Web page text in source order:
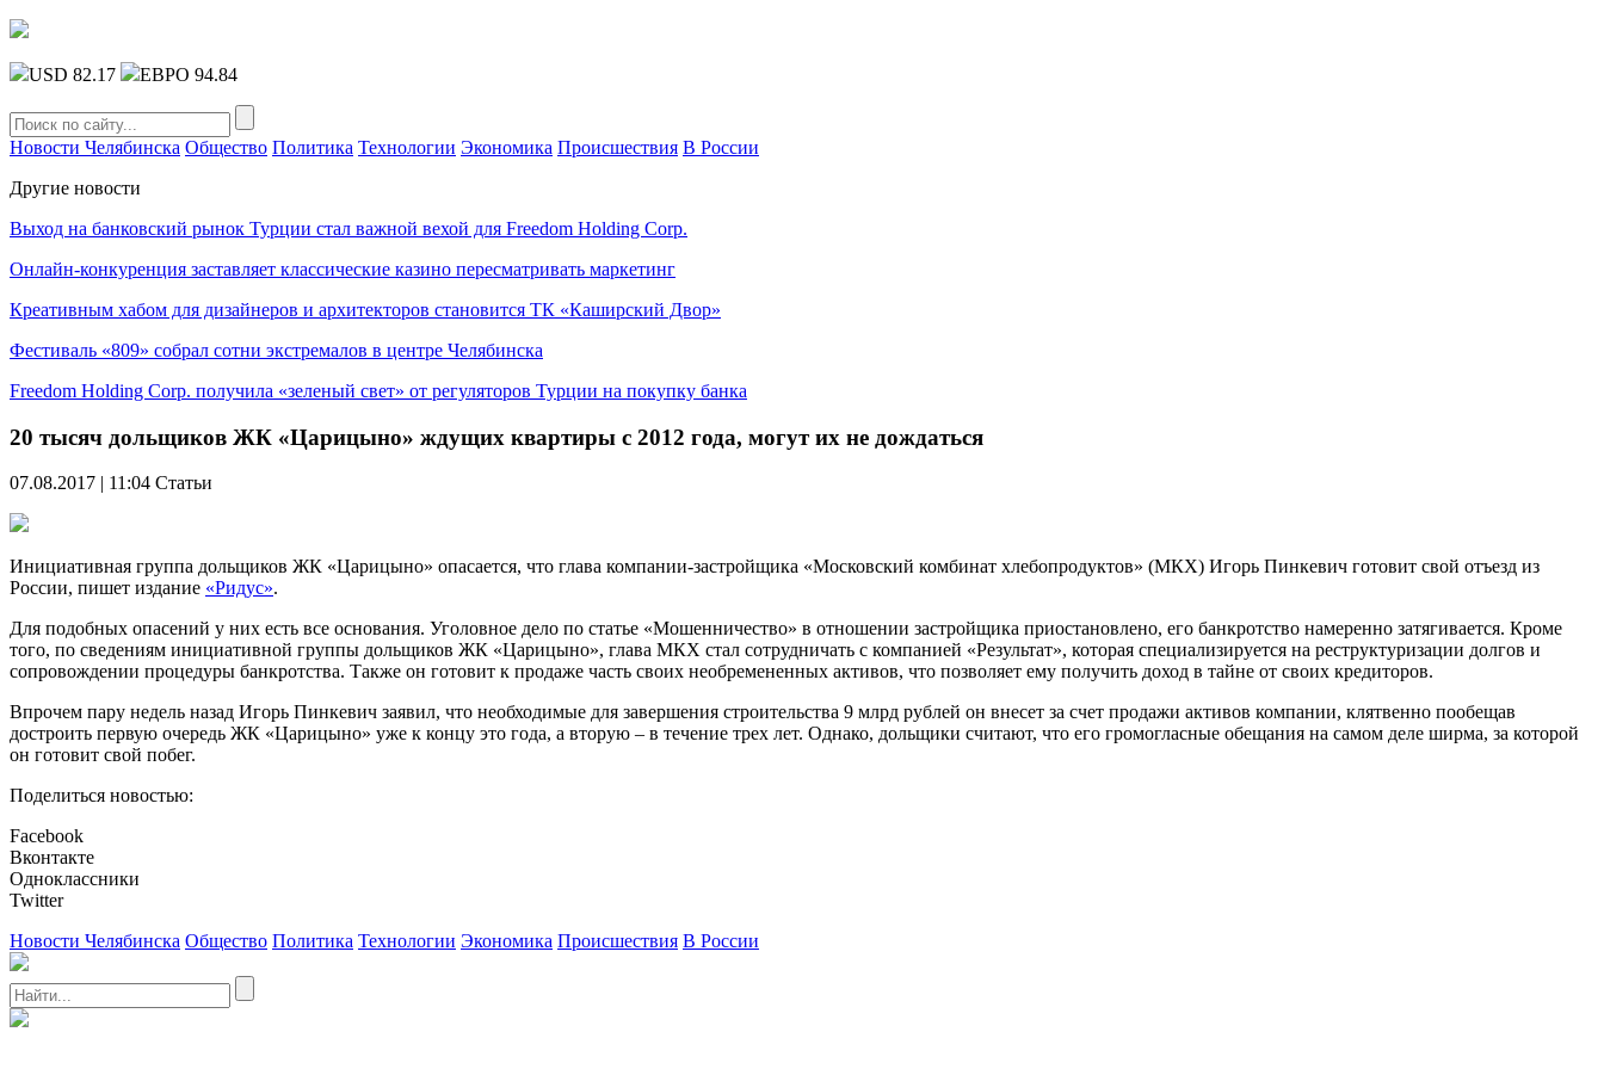
USD 82.17 ЕВРО 94.84
Новости Челябинска Общество Политика Технологии Экономика Происшествия В России
Другие новости
Выход на банковский рынок Турции стал важной вехой для Freedom Holding Corp.
Онлайн-конкуренция заставляет классические казино пересматривать маркетинг
Креативным хабом для дизайнеров и архитекторов становится ТК «Каширский Двор»
Фестиваль «809» собрал сотни экстремалов в центре Челябинска
Freedom Holding Corp. получила «зеленый свет» от регуляторов Турции на покупку банка
20 тысяч дольщиков ЖК «Царицыно» ждущих квартиры с 2012 года, могут их не дождаться
07.08.2017 | 11:04 Статьи
Инициативная группа дольщиков ЖК «Царицыно» опасается, что глава компании-застройщика «Московский комбинат хлебопродуктов» (МКХ) Игорь Пинкевич готовит свой отъезд из
России, пишет издание «Ридус».
Для подобных опасений у них есть все основания. Уголовное дело по статье «Мошенничество» в отношении застройщика приостановлено, его банкротство намеренно затягивается. Кроме
того, по сведениям инициативной группы дольщиков ЖК «Царицыно», глава МКХ стал сотрудничать с компанией «Результат», которая специализируется на реструктуризации долгов и
сопровождении процедуры банкротства. Также он готовит к продаже часть своих необремененных активов, что позволяет ему получить доход в тайне от своих кредиторов.
Впрочем пару недель назад Игорь Пинкевич заявил, что необходимые для завершения строительства 9 млрд рублей он внесет за счет продажи активов компании, клятвенно пообещав
достроить первую очередь ЖК «Царицыно» уже к концу это года, а вторую – в течение трех лет. Однако, дольщики считают, что его громогласные обещания на самом деле ширма, за которой
он готовит свой побег.
Поделиться новостью:
Facebook
Вконтакте
Одноклассники
Twitter
Новости Челябинска Общество Политика Технологии Экономика Происшествия В России